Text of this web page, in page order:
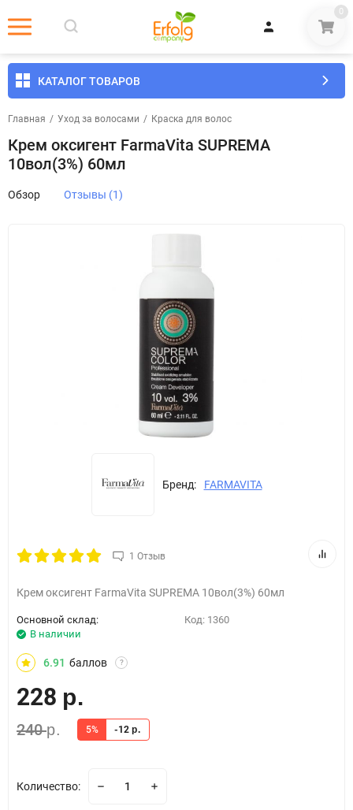
0
КАТАЛОГ ТОВАРОВ
Главная / Уход за волосами / Краска для волос
Крем оксигент FarmaVita SUPREMA
10вол(3%) 60мл
Обзор Отзывы (1)
Бренд: FARMAVITA
1 Отзыв
Крем оксигент FarmaVita SUPREMA 10вол(3%) 60мл
Основной склад:
В наличии
Код: 1360
6.91 баллов ?
228 р.
240р. 5% -12 р.
Количество: